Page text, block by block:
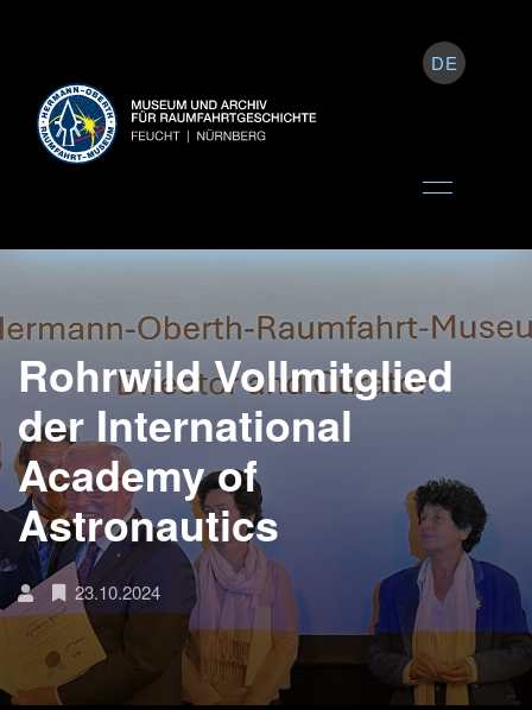
DE
Rohrwild Vollmitglied
der International
Academy of
Astronautics
23.10.2024